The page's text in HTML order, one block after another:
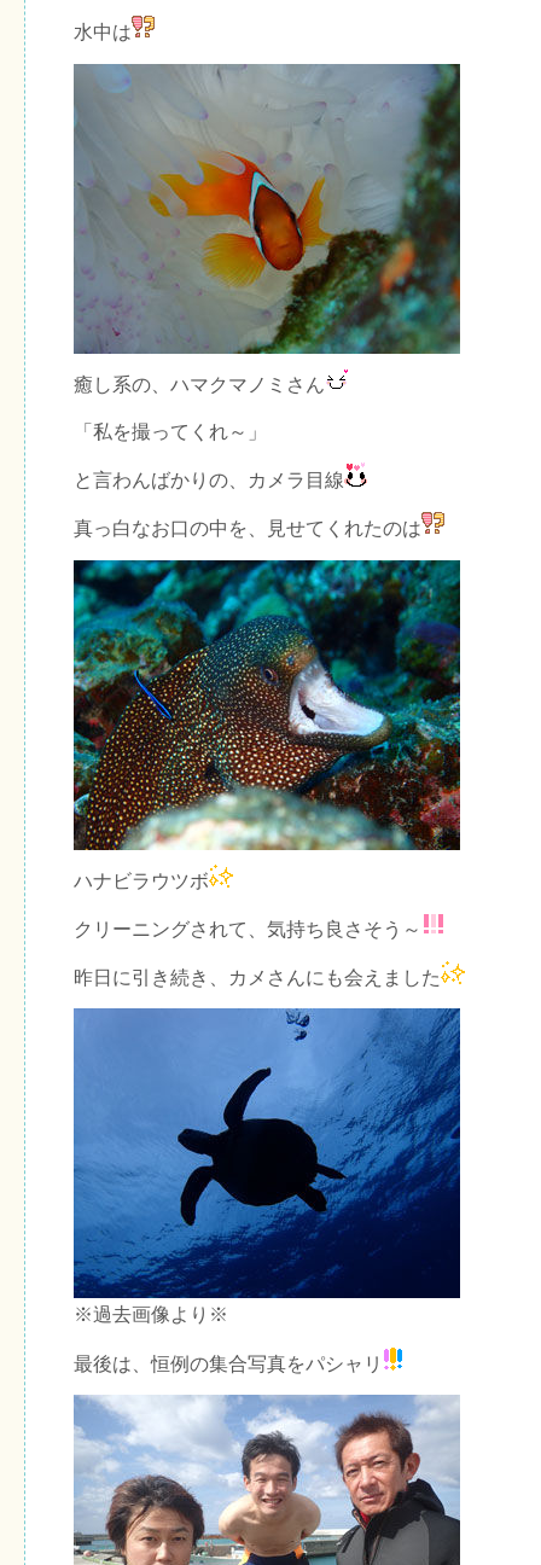
水中は
癒し系の、ハマクマノミさん
「私を撮ってくれ～」
と言わんばかりの、カメラ目線
真っ白なお口の中を、見せてくれたのは
ハナビラウツボ
クリーニングされて、気持ち良さそう～
昨日に引き続き、カメさんにも会えました
※過去画像より※
最後は、恒例の集合写真をパシャリ